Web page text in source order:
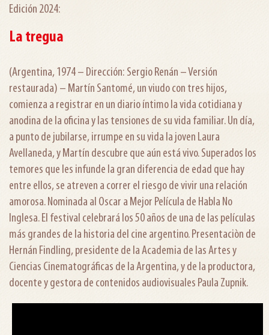
Edición 2024:
La tregua
(Argentina, 1974 – Dirección: Sergio Renán – Versión
restaurada) – Martín Santomé, un viudo con tres hijos,
comienza a registrar en un diario íntimo la vida cotidiana y
anodina de la oficina y las tensiones de su vida familiar. Un día,
a punto de jubilarse, irrumpe en su vida la joven Laura
Avellaneda, y Martín descubre que aún está vivo. Superados los
temores que les infunde la gran diferencia de edad que hay
entre ellos, se atreven a correr el riesgo de vivir una relación
amorosa. Nominada al Oscar a Mejor Película de Habla No
Inglesa. El festival celebrará los 50 años de una de las películas
más grandes de la historia del cine argentino. Presentaciòn de
Hernán Findling, presidente de la Academia de las Artes y
Ciencias Cinematográficas de la Argentina, y de la productora,
docente y gestora de contenidos audiovisuales Paula Zupnik.